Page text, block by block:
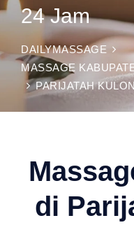
24 Jam
DAILYMASSAGE
MASSAGE
PARIJATAH KULON
di